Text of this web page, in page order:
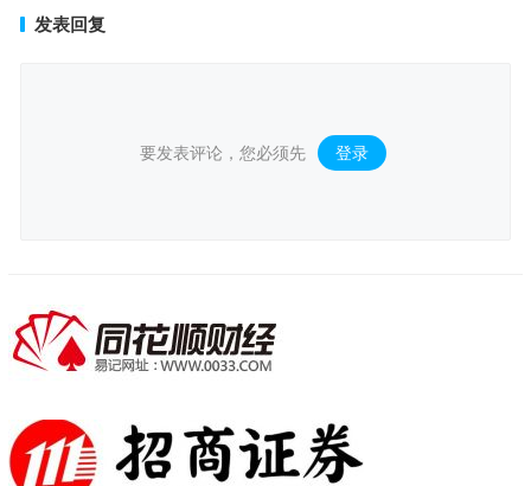
发表回复
要发表评论，您必须先 登录 。